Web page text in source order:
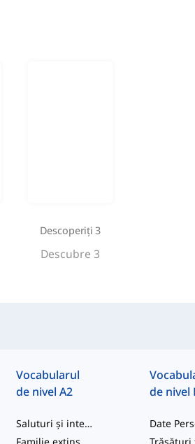
Descoperiți 3
Descubre 3
Vocabularul
de nivel A2
Saluturi și interacțiune socială
de nivel